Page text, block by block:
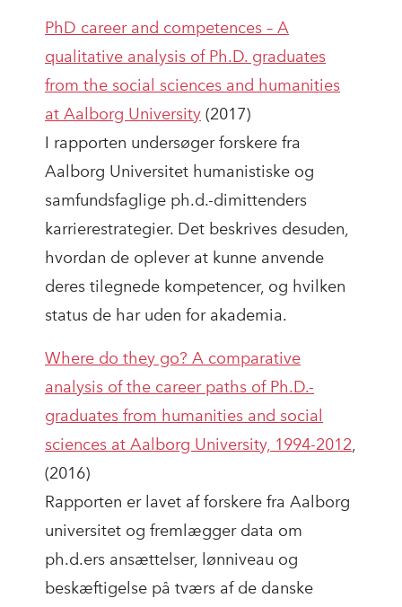
PhD career and competences – A
qualitative analysis of Ph.D. graduates
from the social sciences and humanities
at Aalborg University (2017)
I rapporten undersøger forskere fra
Aalborg Universitet humanistiske og
samfundsfaglige ph.d.-dimittenders
karrierestrategier. Det beskrives desuden,
hvordan de oplever at kunne anvende
deres tilegnede kompetencer, og hvilken
status de har uden for akademia.
Where do they go? A comparative
analysis of the career paths of Ph.D.-
graduates from humanities and social
sciences at Aalborg University, 1994-2012,
(2016)
Rapporten er lavet af forskere fra Aalborg
universitet og fremlægger data om
ph.d.ers ansættelser, lønniveau og
beskæftigelse på tværs af de danske